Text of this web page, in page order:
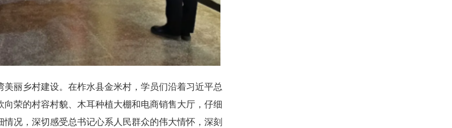
丽乡村建设。在柞水县金米村，学员们沿着习近平总
荣的村容村貌、木耳种植大棚和电商销售大厅，仔细
况，深切感受总书记心系人民群众的伟大情怀，深刻